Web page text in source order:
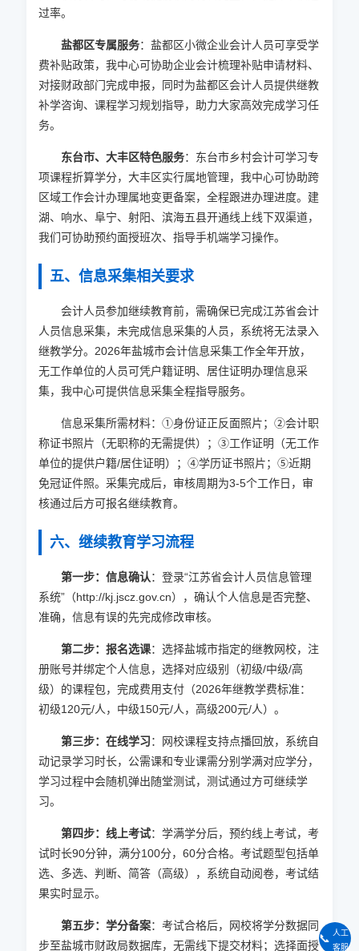
过率。
盐都区专属服务：盐都区小微企业会计人员可享受学
费补贴政策，我中心可协助企业会计梳理补贴申请材料、
对接财政部门完成申报，同时为盐都区会计人员提供继教
补学咨询、课程学习规划指导，助力大家高效完成学习任
务。
东台市、大丰区特色服务：东台市乡村会计可学习专
项课程折算学分，大丰区实行属地管理，我中心可协助跨
区域工作会计办理属地变更备案，全程跟进办理进度。建
湖、响水、阜宁、射阳、滨海五县开通线上线下双渠道，
我们可协助预约面授班次、指导手机端学习操作。
五、信息采集相关要求
会计人员参加继续教育前，需确保已完成江苏省会计
人员信息采集，未完成信息采集的人员，系统将无法录入
继教学分。 2026年盐城市会计信息采集工作全年开放，
无工作单位的人员可凭户籍证明、居住证明办理信息采
集，我中心可提供信息采集全程指导服务。
信息采集所需材料：①身份证正反面照片；②会计职
称证书照片（无职称的无需提供）；③工作证明（无工作
单位的提供户籍/居住证明）；④学历证书照片；⑤近期
免冠证件照。采集完成后，审核周期为3-5个工作日，审
核通过后方可报名继续教育。
六、继续教育学习流程
第一步：信息确认：登录“江苏省会计人员信息管理
系统”（http://kj.jscz.gov.cn），确认个人信息是否完整、
准确，信息有误的先完成修改审核。
第二步：报名选课：选择盐城市指定的继教网校，注
册账号并绑定个人信息，选择对应级别（初级/中级/高
级）的课程包，完成费用支付（2026年继教学费标准：
初级120元/人，中级150元/人，高级200元/人）。
第三步：在线学习：网校课程支持点播回放，系统自
动记录学习时长，公需课和专业课需分别学满对应学分，
学习过程中会随机弹出随堂测试，测试通过方可继续学
习。
第四步：线上考试：学满学分后，预约线上考试，考
试时长90分钟，满分100分，60分合格。考试题型包括单
选、多选、判断、简答（高级），系统自动阅卷，考试结
果实时显示。
第五步：学分备案：考试合格后，网校将学分数据同
步至盐城市财政局数据库，无需线下提交材料；选择面授
📞 人工
客服